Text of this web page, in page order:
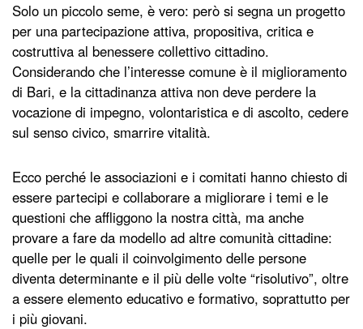
Solo un piccolo seme, è vero: però si segna un progetto
per una partecipazione attiva, propositiva, critica e
costruttiva al benessere collettivo cittadino.
Considerando che l’interesse comune è il miglioramento
di Bari, e la cittadinanza attiva non deve perdere la
vocazione di impegno, volontaristica e di ascolto, cedere
sul senso civico, smarrire vitalità.
Ecco perché le associazioni e i comitati hanno chiesto di
essere partecipi e collaborare a migliorare i temi e le
questioni che affliggono la nostra città, ma anche
provare a fare da modello ad altre comunità cittadine:
quelle per le quali il coinvolgimento delle persone
diventa determinante e il più delle volte “risolutivo”, oltre
a essere elemento educativo e formativo, soprattutto per
i più giovani.